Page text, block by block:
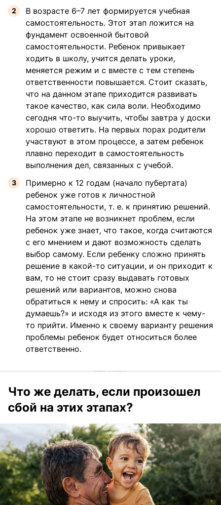
В возрасте 6–7 лет формируется учебная
самостоятельность. Этот этап ложится на
фундамент освоенной бытовой
самостоятельности. Ребенок привыкает
ходить в школу, учится делать уроки,
меняется режим и с вместе с тем степень
ответственности повышается. Стоит сказать,
что на данном этапе приходится развивать
такое качество, как сила воли. Необходимо
сегодня что-то выучить, чтобы завтра у доски
хорошо ответить. На первых порах родители
участвуют в этом процессе, а затем ребенок
плавно переходит в самостоятельность
выполнения дел, связанных с учебой.
Примерно к 12 годам (начало пубертата)
ребенок уже готов к личностной
самостоятельности, т. е. к принятию решений.
На этом этапе не возникнет проблем, если
ребенок уже знает, что такое, когда считаются
с его мнением и дают возможность сделать
выбор самому. Если ребенку сложно принять
решение в какой-то ситуации, и он приходит к
вам, то не стоит сразу выдавать готовых
решений или вариантов, можно снова
обратиться к нему и спросить: «А как ты
думаешь?» и исходя из этого вместе к чему-
то прийти. Именно к своему варианту решения
проблемы ребенок будет относиться более
ответственно.
Что же делать, если произошел
сбой на этих этапах?